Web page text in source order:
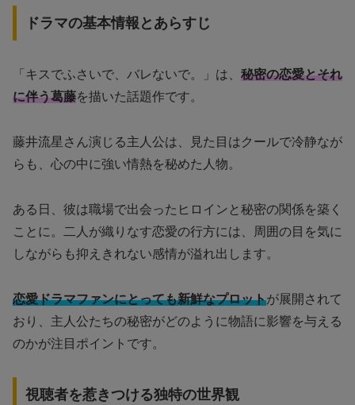
ドラマの基本情報とあらすじ
「キスでふさいで、バレないで。」は、 秘密の恋愛とそれ
に伴う葛藤を描いた話題作です。
藤井流星さん演じる主人公は、見た目はクールで冷静なが
らも、心の中に強い情熱を秘めた人物。
ある日、彼は職場で出会ったヒロインと秘密の関係を築く
ことに。二人が織りなす恋愛の行方には、周囲の目を気に
しながらも抑えきれない感情が溢れ出します。
恋愛ドラマファンにとっても新鮮なプロットが展開されて
おり、主人公たちの秘密がどのように物語に影響を与える
のかが注目ポイントです。
視聴者を惹きつける独特の世界観